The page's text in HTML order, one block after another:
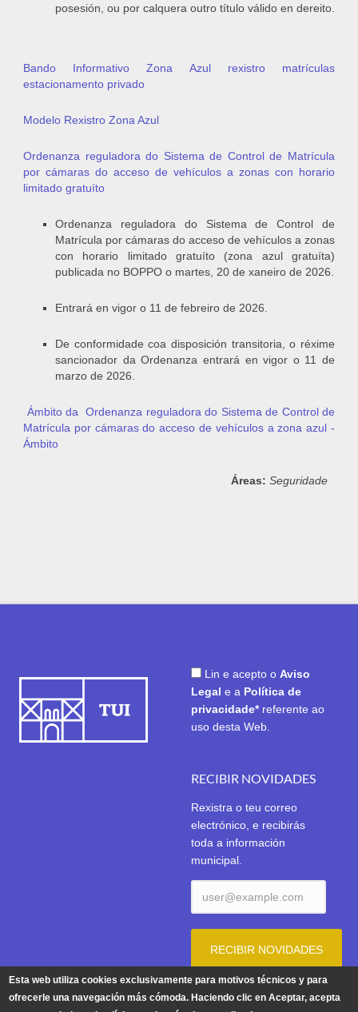
posesión, ou por calquera outro título válido en dereito.
Bando Informativo Zona Azul rexistro matrículas
estacionamento privado
Modelo Rexistro Zona Azul
Ordenanza reguladora do Sistema de Control de Matrícula
por cámaras do acceso de vehículos a zonas con horario
limitado gratuíto
Ordenanza reguladora do Sistema de Control de
Matrícula por cámaras do acceso de vehículos a zonas
con horario limitado gratuíto (zona azul gratuíta)
publicada no BOPPO o martes, 20 de xaneiro de 2026.
Entrará en vigor o 11 de febreiro de 2026.
De conformidade coa disposición transitoria, o réxime
sancionador da Ordenanza entrará en vigor o 11 de
marzo de 2026.
Ámbito da Ordenanza reguladora do Sistema de Control de
Matrícula por cámaras do acceso de vehículos a zona azul -
Ámbito
Áreas: Seguridade
Lin e acepto o Aviso
Legal e a Política de
privacidade* referente ao
uso desta Web.
RECIBIR NOVIDADES
Rexistra o teu correo
electrónico, e recibirás
toda a información
municipal.
Esta web utiliza cookies exclusivamente para motivos técnicos y para
ofrecerle una navegación más cómoda. Haciendo clic en Aceptar, acepta